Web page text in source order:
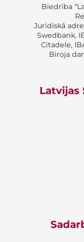
Biedrība
Juridiskā
Swedbank,
Citadele,
Biroja
Latvijas